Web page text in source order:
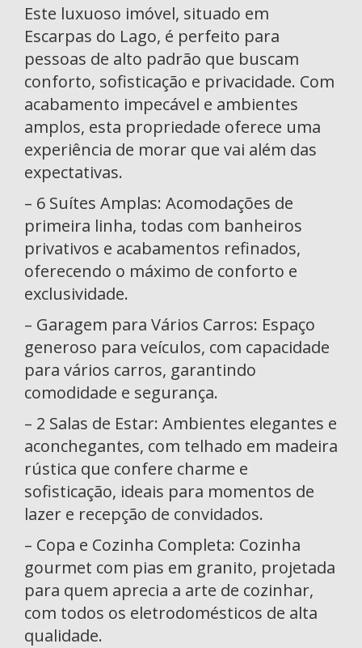
Este luxuoso imóvel, situado em
Escarpas do Lago, é perfeito para
pessoas de alto padrão que buscam
conforto, sofisticação e privacidade. Com
acabamento impecável e ambientes
amplos, esta propriedade oferece uma
experiência de morar que vai além das
expectativas.
– 6 Suítes Amplas: Acomodações de
primeira linha, todas com banheiros
privativos e acabamentos refinados,
oferecendo o máximo de conforto e
exclusividade.
– Garagem para Vários Carros: Espaço
generoso para veículos, com capacidade
para vários carros, garantindo
comodidade e segurança.
– 2 Salas de Estar: Ambientes elegantes e
aconchegantes, com telhado em madeira
rústica que confere charme e
sofisticação, ideais para momentos de
lazer e recepção de convidados.
– Copa e Cozinha Completa: Cozinha
gourmet com pias em granito, projetada
para quem aprecia a arte de cozinhar,
com todos os eletrodomésticos de alta
qualidade.